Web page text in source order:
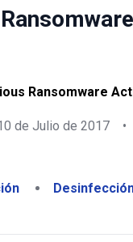
Ransomware
de Julio de 2017 •